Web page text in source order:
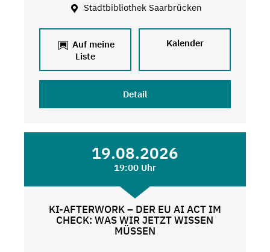
Stadtbibliothek Saarbrücken
Auf meine
Liste
Kalender
Detail
19.08.2026
19:00 Uhr
KI-AFTERWORK – DER EU AI ACT IM
CHECK: WAS WIR JETZT WISSEN
MÜSSEN